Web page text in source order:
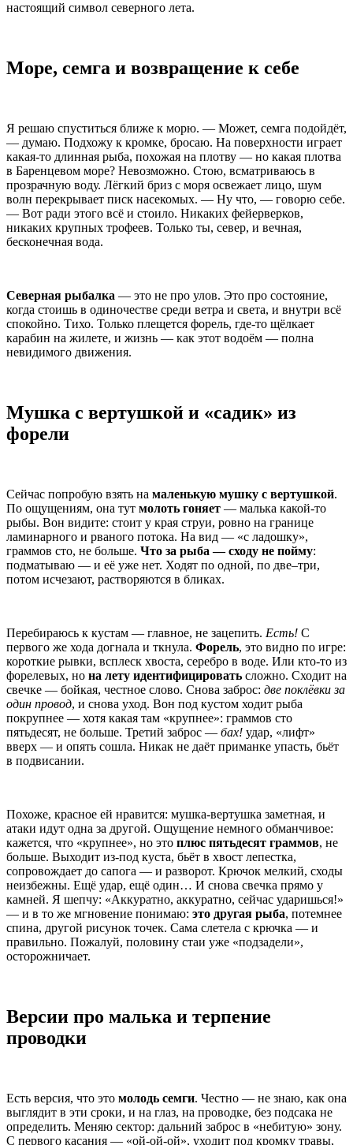
настоящий символ северного лета.
Море, семга и возвращение к себе
Я решаю спуститься ближе к морю. — Может, семга подойдёт,
— думаю. Подхожу к кромке, бросаю. На поверхности играет
какая-то длинная рыба, похожая на плотву — но какая плотва
в Баренцевом море? Невозможно. Стою, всматриваюсь в
прозрачную воду. Лёгкий бриз с моря освежает лицо, шум
волн перекрывает писк насекомых. — Ну что, — говорю себе.
— Вот ради этого всё и стоило. Никаких фейерверков,
никаких крупных трофеев. Только ты, север, и вечная,
бесконечная вода.
Северная рыбалка — это не про улов. Это про состояние,
когда стоишь в одиночестве среди ветра и света, и внутри всё
спокойно. Тихо. Только плещется форель, где-то щёлкает
карабин на жилете, и жизнь — как этот водоём — полна
невидимого движения.
Мушка с вертушкой и «садик» из
форели
Сейчас попробую взять на маленькую мушку с вертушкой.
По ощущениям, она тут молоть гоняет — малька какой-то
рыбы. Вон видите: стоит у края струи, ровно на границе
ламинарного и рваного потока. На вид — «с ладошку»,
граммов сто, не больше. Что за рыба — сходу не пойму:
подматываю — и её уже нет. Ходят по одной, по две–три,
потом исчезают, растворяются в бликах.
Перебираюсь к кустам — главное, не зацепить. Есть! С
первого же хода догнала и ткнула. Форель, это видно по игре:
короткие рывки, всплеск хвоста, серебро в воде. Или кто-то из
форелевых, но на лету идентифицировать сложно. Сходит на
свечке — бойкая, честное слово. Снова заброс: две поклёвки за
один провод, и снова уход. Вон под кустом ходит рыба
покрупнее — хотя какая там «крупнее»: граммов сто
пятьдесят, не больше. Третий заброс — бах! удар, «лифт»
вверх — и опять сошла. Никак не даёт приманке упасть, бьёт
в подвисании.
Похоже, красное ей нравится: мушка-вертушка заметная, и
атаки идут одна за другой. Ощущение немного обманчивое:
кажется, что «крупнее», но это плюс пятьдесят граммов, не
больше. Выходит из-под куста, бьёт в хвост лепестка,
сопровождает до сапога — и разворот. Крючок мелкий, сходы
неизбежны. Ещё удар, ещё один… И снова свечка прямо у
камней. Я шепчу: «Аккуратно, аккуратно, сейчас ударишься!»
— и в то же мгновение понимаю: это другая рыба, потемнее
спина, другой рисунок точек. Сама слетела с крючка — и
правильно. Пожалуй, половину стаи уже «подзадели»,
осторожничает.
Версии про малька и терпение
проводки
Есть версия, что это молодь семги. Честно — не знаю, как она
выглядит в эти сроки, и на глаз, на проводке, без подсака не
определить. Меняю сектор: дальний заброс в «небитую» зону.
С первого касания — «ой-ой-ой», уходит под кромку травы,